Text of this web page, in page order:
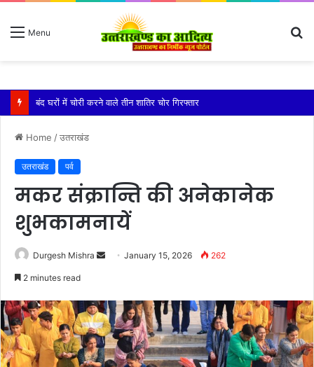
Menu
बारिश ने बढ़ाई दहशत, दरकने लगी जमीन, 10 परिवारों ने छोड़े घर
Home /उतराखंड
उतराखंड पर्व
मकर संक्रान्ति की अनेकानेक
शुभकामनायें
Durgesh Mishra
Send January 15, 2026 262
2 minutes read